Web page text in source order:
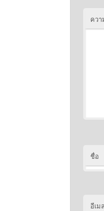
คว
ชื่อ
อีเมล